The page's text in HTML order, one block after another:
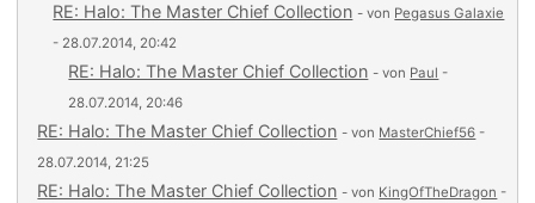
RE: Halo: The Master Chief Collection - von Pegasus Galaxie
- 28.07.2014, 20:42
RE: Halo: The Master Chief Collection - von Paul -
28.07.2014, 20:46
RE: Halo: The Master Chief Collection - von MasterChief56 -
28.07.2014, 21:25
RE: Halo: The Master Chief Collection - von KingOfTheDragon -